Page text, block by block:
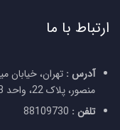
ارتباط با ما
آدرس : تهران، خیابان
منصور، پلاک 22، واحد B
تلفن :